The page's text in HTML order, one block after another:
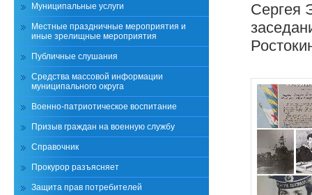
Сергея
Муниципальные услуги
Местные праздничные мероприятия и
иные зрелищные мероприятия
Публичные слушания
Средства массовой информации
муниципального округа
Военно-патриотическое воспитание
Призыв граждан на военную службу
Справочник
Прокурор разъясняет
Защита прав потребителей